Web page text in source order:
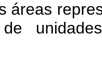
áreas